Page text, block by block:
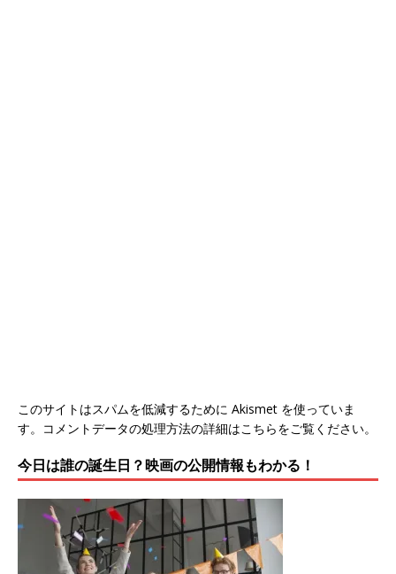
このサイトはスパムを低減するために Akismet を使っていま
す。
コメントデータの処理方法の詳細はこちらをご覧ください。
今日は誰の誕生日？映画の公開情報もわかる！